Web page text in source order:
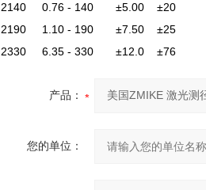
2140 0.76 - 140
2190 1.10 - 190
2330 6.35 - 330
产品：
您的单位：